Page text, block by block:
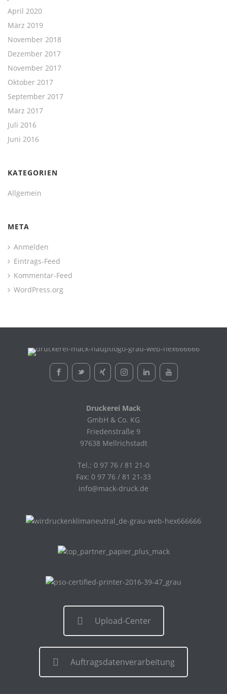
April 2020
März 2019
November 2018
Dezember 2017
November 2017
Oktober 2017
September 2017
März 2017
Juli 2016
Juni 2016
KATEGORIEN
Allgemein
META
Anmelden
Eintrags-Feed
Kommentar-Feed
WordPress.org
Druckerei Mack
GmbH & Co. KG
Friedenstraße 9
97638 Mellrichstadt
Tel.: 0 97 76 / 81 21-0
Fax: 0 97 76 / 81 21-33
info@mack-druck.de
Upload-Center
Auftragsdatenverarbeitung